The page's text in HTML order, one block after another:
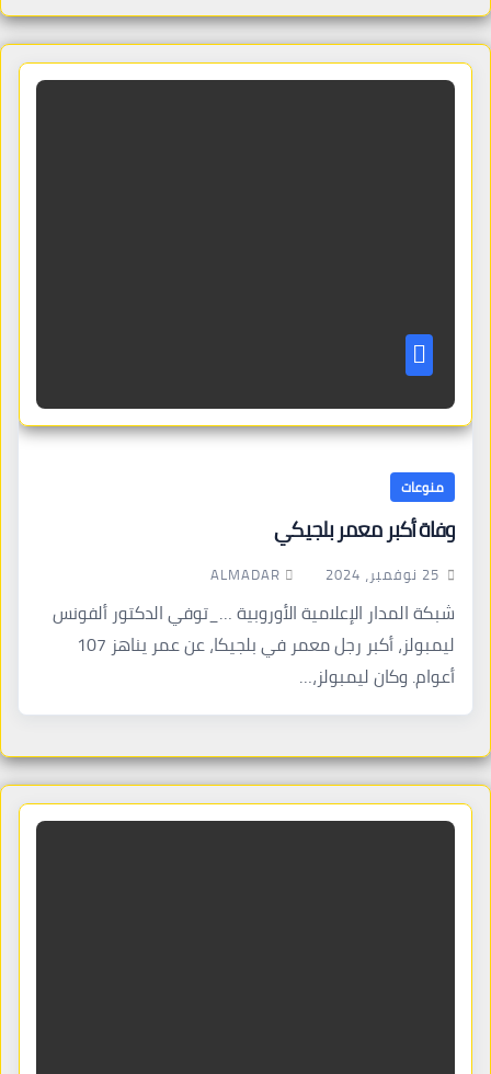
منوعات
وفاة أكبر معمر بلجيكي
25 نوفمبر، 2024 ALMADAR
شبكة المدار الإعلامية الأوروبية …_توفي الدكتور ألفونس
ليمبولز، أكبر رجل معمر في بلجيكا، عن عمر يناهز 107
أعوام. وكان ليمبولز،…